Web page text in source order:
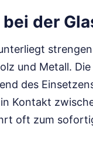
der
strengen
und Metall.
des
Kontakt
oft zum